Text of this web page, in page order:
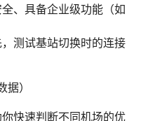
、具备企业级功能（如
测试基站切换时的连接
）
快速判断不同机场的优